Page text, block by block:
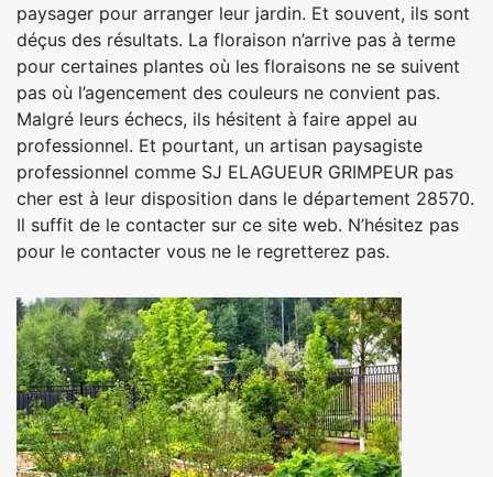
paysager pour arranger leur jardin. Et souvent, ils sont
déçus des résultats. La floraison n’arrive pas à terme
pour certaines plantes où les floraisons ne se suivent
pas où l’agencement des couleurs ne convient pas.
Malgré leurs échecs, ils hésitent à faire appel au
professionnel. Et pourtant, un artisan paysagiste
professionnel comme SJ ELAGUEUR GRIMPEUR pas
cher est à leur disposition dans le département 28570.
Il suffit de le contacter sur ce site web. N’hésitez pas
pour le contacter vous ne le regretterez pas.